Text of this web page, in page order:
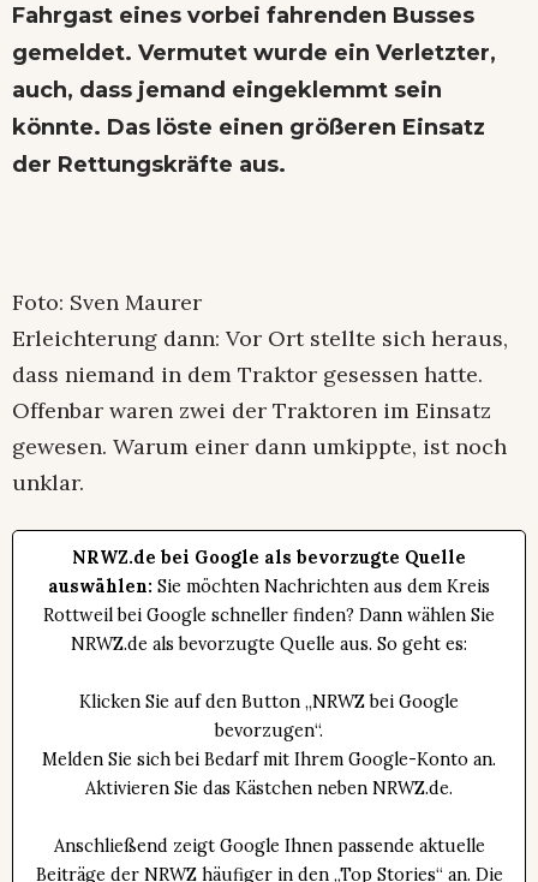
Fahrgast eines vorbei fahrenden Busses
gemeldet. Vermutet wurde ein Verletzter,
auch, dass jemand eingeklemmt sein
könnte. Das löste einen größeren Einsatz
der Rettungskräfte aus.
Foto: Sven Maurer
Erleichterung dann: Vor Ort stellte sich heraus,
dass niemand in dem Traktor gesessen hatte.
Offenbar waren zwei der Traktoren im Einsatz
gewesen. Warum einer dann umkippte, ist noch
unklar.
NRWZ.de bei Google als bevorzugte Quelle
auswählen: Sie möchten Nachrichten aus dem Kreis
Rottweil bei Google schneller finden? Dann wählen Sie
NRWZ.de als bevorzugte Quelle aus. So geht es:
Klicken Sie auf den Button „NRWZ bei Google
bevorzugen“.
Melden Sie sich bei Bedarf mit Ihrem Google-Konto an.
Aktivieren Sie das Kästchen neben NRWZ.de.
Anschließend zeigt Google Ihnen passende aktuelle
Beiträge der NRWZ häufiger in den „Top Stories“ an. Die